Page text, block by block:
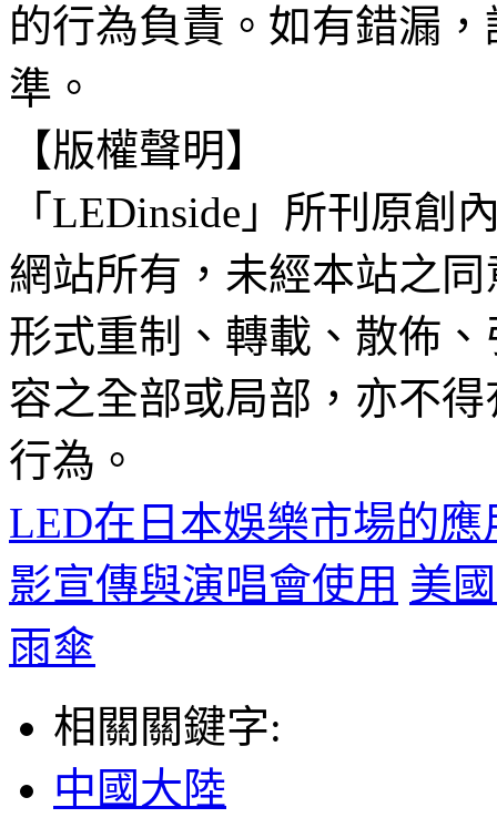
的行為負責。如有錯漏
準。
【版權聲明】
「LEDinside」所刊原創
網站所有，未經本站之
形式重制、轉載、散佈
容之全部或局部，亦不
行為。
LED在日本娛樂市場的
影宣傳與演唱會使用 美
雨傘
相關關鍵字:
中國大陸